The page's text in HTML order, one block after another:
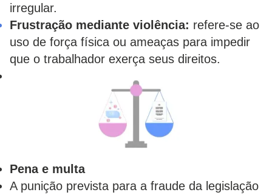
irregular.
Frustração mediante violência: refere-se ao
uso de força física ou ameaças para impedir
que o trabalhador exerça seus direitos.
Pena e multa
A punição prevista para a fraude da legislação